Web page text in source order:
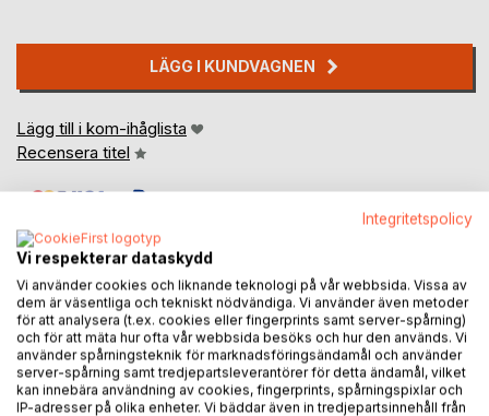
LÄGG I KUNDVAGNEN
Lägg till i kom-ihåglista
Recensera titel
BESKRIVNING
Välkommen att stiga in i spelet som kallas karriär.
Lugn bara lugn, jag kommer visa dig kontrollerna, lära dig
Integritetspolicy
Vi respekterar dataskydd
Vi använder cookies och liknande teknologi på vår webbsida. Vissa av
dem är väsentliga och tekniskt nödvändiga. Vi använder även metoder
för att analysera (t.ex. cookies eller fingerprints samt server-spårning)
och för att mäta hur ofta vår webbsida besöks och hur den används. Vi
använder spårningsteknik för marknadsföringsändamål och använder
server-spårning samt tredjepartsleverantörer för detta ändamål, vilket
kan innebära användning av cookies, fingerprints, spårningspixlar och
IP-adresser på olika enheter. Vi bäddar även in tredjepartsinnehåll från